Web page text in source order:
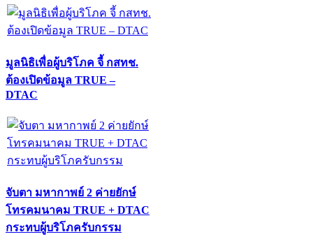
มูลนิธิเพื่อผู้บริโภค จี้ กสทช.
ต้องเปิดข้อมูล TRUE –
DTAC
จับตา มหากาพย์ 2 ค่ายยักษ์
โทรคมนาคม TRUE + DTAC
กระทบผู้บริโภครับกรรม